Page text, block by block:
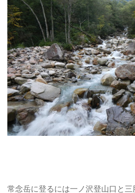
常念岳に登るには一ノ沢登山口と